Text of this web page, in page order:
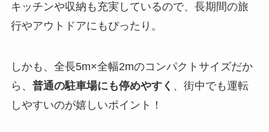
キッチンや収納も充実しているので、長期間の旅
行やアウトドアにもぴったり。
しかも、全長5m×全幅2mのコンパクトサイズだか
ら、 普通の駐車場にも停めやすく 、街中でも運転
しやすいのが嬉しいポイント！